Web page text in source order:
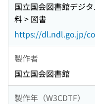
国立国会図書館デジ
料 > 図書
https://dl.ndl.go.jp/
製作者
国立国会図書館
製作年（W3CDTF）